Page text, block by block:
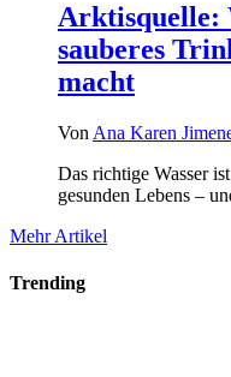
Arktisquelle:
sauberes
macht
Von Ana Karen
Das richtige Wasser
gesunden Lebens –
Mehr Artikel
Trending